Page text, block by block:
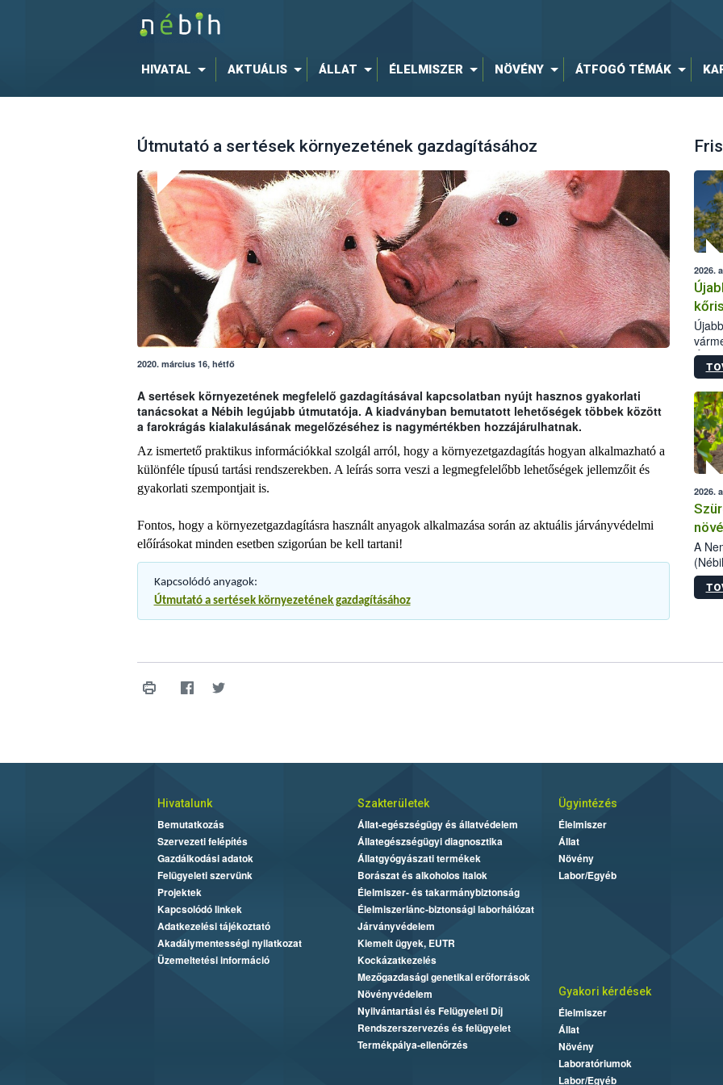
HIVATAL AKTUÁLIS ÁLLAT ÉLELMISZER NÖVÉNY ÁTFOGÓ TÉMÁK
Útmutató a sertések környezetének gazdagításához
2020. március 16, hétfő
A sertések környezetének megfelelő gazdagításával kapcsolatban nyújt hasznos gyakorlati
tanácsokat a Nébih legújabb útmutatója. A kiadványban bemutatott lehetőségek többek között
a farokrágás kialakulásának megelőzéséhez is nagymértékben hozzájárulhatnak.
Az ismertető praktikus információkkal szolgál arról, hogy a környezetgazdagítás hogyan alkalmazható a
különféle típusú tartási rendszerekben. A leírás sorra veszi a legmegfelelőbb lehetőségek jellemzőit és
gyakorlati szempontjait is.
Fontos, hogy a környezetgazdagításra használt anyagok alkalmazása során az aktuális járványvédelmi
előírásokat minden esetben szigorúan be kell tartani!
Kapcsolódó anyagok:
Útmutató a sertések környezetének gazdagításához
2026.
2026.
A
Hivatalunk
Bemutatkozás
Szervezeti felépítés
Gazdálkodási adatok
Felügyeleti szervünk
Projektek
Kapcsolódó linkek
Adatkezelési tájékoztató
Akadálymentességi nyilatkozat
Üzemeltetési információ
Szakterületek
Állat-egészségügy és állatvédelem
Állategészségügyi diagnosztika
Állatgyógyászati termékek
Borászat és alkoholos italok
Élelmiszer- és takarmánybiztonság
Élelmiszerlánc-biztonsági laborhálózat
Járványvédelem
Kiemelt ügyek, EUTR
Kockázatkezelés
Mezőgazdasági genetikai erőforrások
Növényvédelem
Nyilvántartási és Felügyeleti Díj
Rendszerszervezés és felügyelet
Termékpálya-ellenőrzés
Ügyintézés
Élelmiszer
Állat
Növény
Labor/Egyéb
Gyakori kérdések
Élelmiszer
Állat
Növény
Laboratóriumok
Labor/Egyéb